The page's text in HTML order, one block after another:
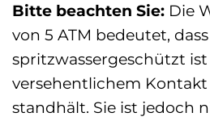
Bitte beachten Sie: Die
von 5 ATM bedeutet,
spritzwassergeschützt
versehentlichem Kontakt
standhält. Sie ist jedoch